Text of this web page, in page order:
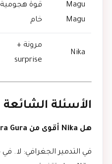
Magu
Magu
قوة هجومية
خام
Nika
مرونة +
surprise
الأسئلة الشائعة
هل Nika أقوى من Gura Gura؟